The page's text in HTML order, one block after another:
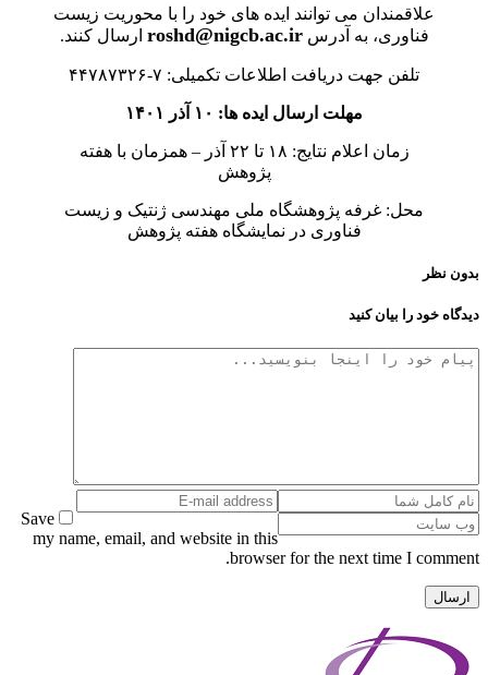
علاقمندان می توانند ایده های خود را با محوریت زیست
فناوری، به آدرسroshd@nigcb.ac.ir ارسال کنند.
تلفن جهت دریافت اطلاعات تکمیلی: ۷-۴۴۷۸۷۳۲۶
مهلت ارسال ایده ها: ۱۰ آذر ۱۴۰۱
زمان اعلام نتایج: ۱۸ تا ۲۲ آذر – همزمان با هفته
پژوهش
محل: غرفه پژوهشگاه ملی مهندسی ژنتیک و زیست
فناوری در نمایشگاه هفته پژوهش
بدون نظر
دیدگاه خود را بیان کنید
Save
my name, email, and website in this
browser for the next time I comment.